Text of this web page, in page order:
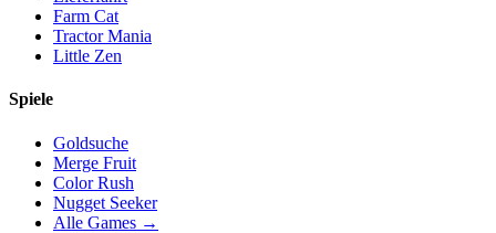
Farm Cat
Tractor Mania
Little Zen
Spiele
Goldsuche
Merge Fruit
Color Rush
Nugget Seeker
Alle Games →